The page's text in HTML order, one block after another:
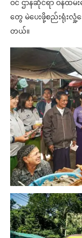
ဝင် ဌာနဆိုင်ရာ ဝန်ထမ်
တွေ မဲပေးဖို့စည်းရုံး
တယ်။